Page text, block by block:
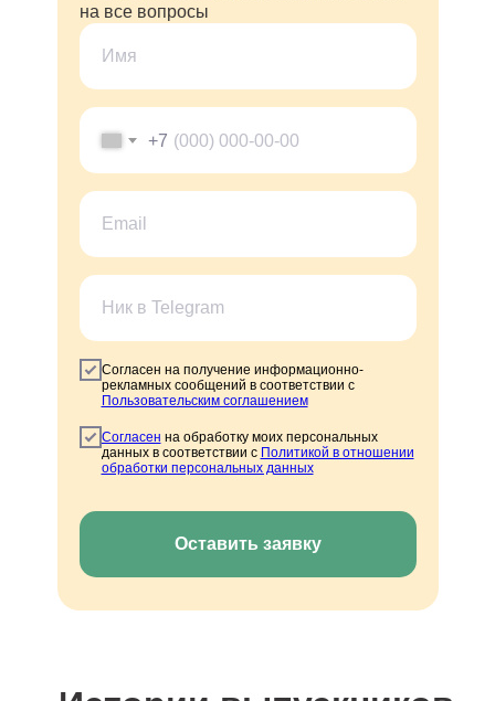
на все вопросы
+7
Согласен на получение информационно-
рекламных сообщений в соответствии с
Пользовательским соглашением
Согласен на обработку моих персональных
данных в соответствии с Политикой в отношении
обработки персональных данных
Оставить заявку